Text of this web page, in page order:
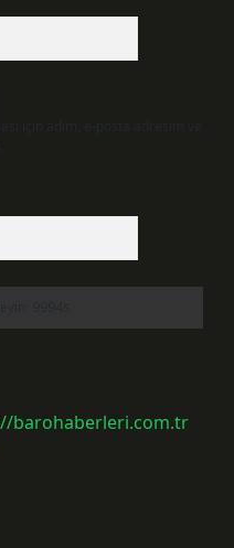
için adım, e-posta adresim ve
barohaberleri.com.tr